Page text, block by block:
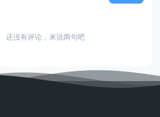
还没有评论，来说两句吧